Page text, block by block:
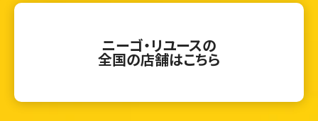
ニーゴ・リユースの
全国の店舗はこちら